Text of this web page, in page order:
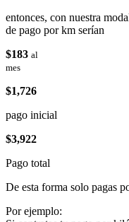
entonces, con nuestra
de pago por km serían
$183 al
mes
$1,726
pago inicial
$3,922
Pago total
De esta forma solo pagas
Por ejemplo: